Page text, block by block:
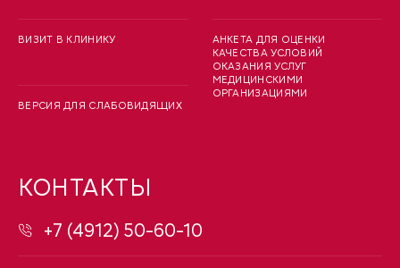
ВИЗИТ В КЛИНИКУ
ВЕРСИЯ ДЛЯ СЛАБОВИДЯЩИХ
АНКЕТА ДЛЯ ОЦЕНКИ
КАЧЕСТВА УСЛОВИЙ
ОКАЗАНИЯ УСЛУГ
МЕДИЦИНСКИМИ
ОРГАНИЗАЦИЯМИ
КОНТАКТЫ
+7 (4912) 50-60-10